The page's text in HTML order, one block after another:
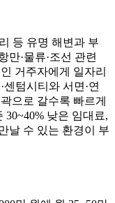
등 유명 해변과 부
만·물류·조선 관련
거주자에게 일자리
텀시티와 서면·연
으로 갈수록 빠르게
낮은 임대료,
날 수 있는 환경이 부